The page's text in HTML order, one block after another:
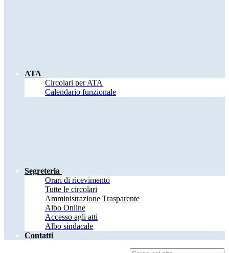
ATA
Circolari per ATA
Calendario funzionale
Segreteria
Orari di ricevimento
Tutte le circolari
Amministrazione Trasparente
Albo Online
Accesso agli atti
Albo sindacale
Contatti